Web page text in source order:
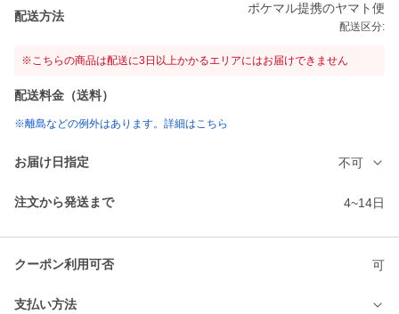
配送方法
ポケマル提携のヤマト便
配送区分:
※こちらの商品は配送に3日以上かかるエリアにはお届けできません
配送料金（送料）
※離島などの例外はあります。詳細はこちら
お届け日指定 不可
注文から発送まで 4~14日
クーポン利用可否 可
支払い方法